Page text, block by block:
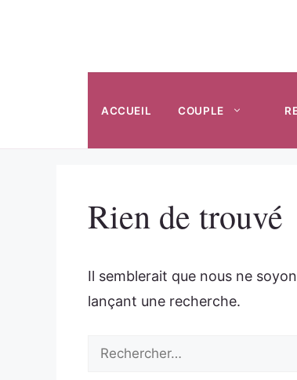
ACCUEIL COUPLE
Rien de trouvé
Il semblerait que nous ne
lançant une recherche.
Rechercher :